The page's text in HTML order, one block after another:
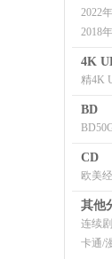
2022年
2018年
4K
精4K
BD
CD
欧美
其他
连续剧
卡通/